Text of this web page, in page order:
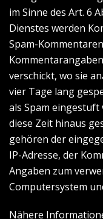
im Sinne des Art. 6
Dienstes werden
Spam-
verschickt, wo sie
vier Tage lang
als Spam
diese Zeit hinaus
gehören der
IP-Adresse, der
Angaben zum
Computersystem
Nähere